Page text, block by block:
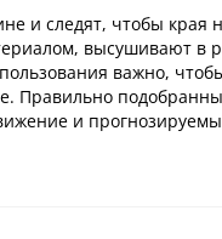
и следят, чтобы края
высушивают в
важно,
Правильно
и